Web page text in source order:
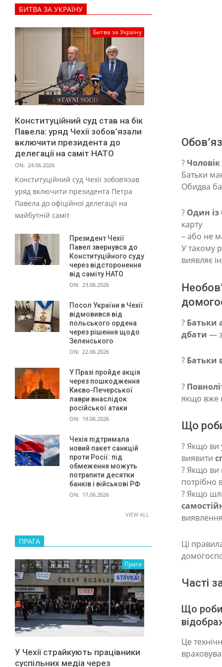
в
і
д
п
в
і
д
н
а
п
о
и
е
і
з
а
п
и
т
а
н
н
т
а
п
и
?
Батьки
Обидва
? Один із
карту
– або не
У такому
виявляє
? Батьки
дбати —
? Батьки
?
якщо вже
Що
? Якщо ви
виявити
? Якщо ви
потрібно
? Якщо
Ці
Часті
Що
Це
БИТВА ЗА УКРАЇНУ
Битва за Україну
Конституційний суд став на бік
Павела: уряд Чехії зобов’язали
включити президента до
делегації на саміт НАТО
ON: 24.06.2026
Конституційний суд Чехії зобов’язав
уряд включити президента Петра
Павела до офіційної делегації на
майбутній саміт
Президент Чехії
Павел звернувся до
Конституційного суду
через відсторонення
від саміту НАТО
ON: 23.06.2026
Посол України в Чехії
відмовився від
польського ордена
через рішення щодо
Зеленського
ON: 22.06.2026
У Празі пройде акція
через пошкодження
Києво-Печерської
лаври внаслідок
російської атаки
ON: 19.06.2026
Чехія підтримала
новий пакет санкцій
проти Росії: під
обмеження можуть
потрапити десятки
банків і військові РФ
ON: 17.06.2026
VIEW ALL
ПРАГА
Прага
У Чехії страйкують працівники
суспільних медіа через